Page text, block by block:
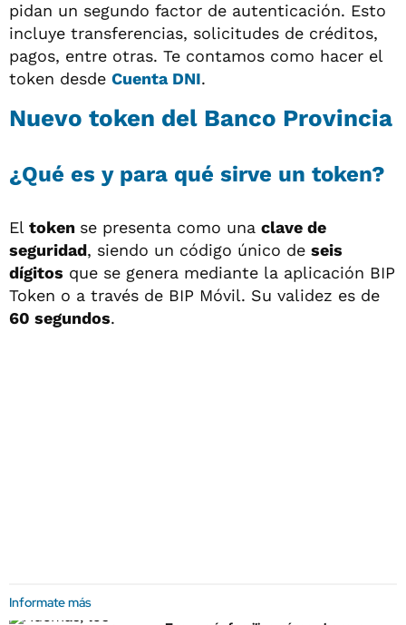
pidan un segundo factor de autenticación. Esto
incluye transferencias, solicitudes de créditos,
pagos, entre otras. Te contamos como hacer el
token desde Cuenta DNI.
Nuevo token del Banco Provincia
¿Qué es y para qué sirve un token?
El token se presenta como una clave de
seguridad, siendo un código único de seis
dígitos que se genera mediante la aplicación BIP
Token o a través de BIP Móvil. Su validez es de
60 segundos.
Informate más